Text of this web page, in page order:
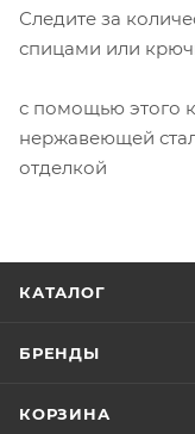
Следите за
спицами или
с помощью этого
нержавеющей
отделкой
КАТАЛОГ
БРЕНДЫ
КОРЗИНА